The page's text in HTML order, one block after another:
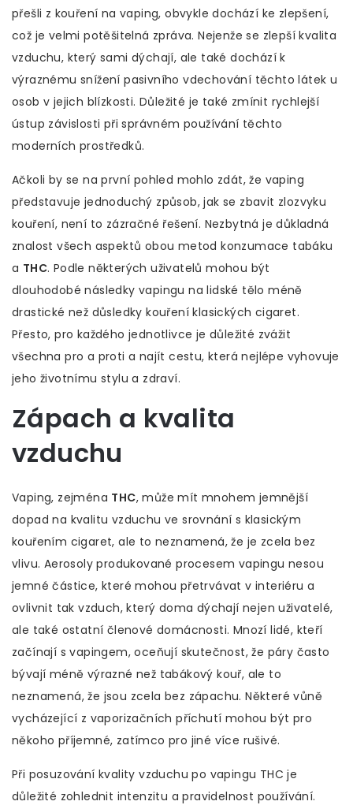
přešli z kouření na vaping, obvykle dochází ke zlepšení,
což je velmi potěšitelná zpráva. Nejenže se zlepší kvalita
vzduchu, který sami dýchají, ale také dochází k
výraznému snížení pasivního vdechování těchto látek u
osob v jejich blízkosti. Důležité je také zmínit rychlejší
ústup závislosti při správném používání těchto
moderních prostředků.
Ačkoli by se na první pohled mohlo zdát, že vaping
představuje jednoduchý způsob, jak se zbavit zlozvyku
kouření, není to zázračné řešení. Nezbytná je důkladná
znalost všech aspektů obou metod konzumace tabáku
a THC. Podle některých uživatelů mohou být
dlouhodobé následky vapingu na lidské tělo méně
drastické než důsledky kouření klasických cigaret.
Přesto, pro každého jednotlivce je důležité zvážit
všechna pro a proti a najít cestu, která nejlépe vyhovuje
jeho životnímu stylu a zdraví.
Zápach a kvalita
vzduchu
Vaping, zejména THC, může mít mnohem jemnější
dopad na kvalitu vzduchu ve srovnání s klasickým
kouřením cigaret, ale to neznamená, že je zcela bez
vlivu. Aerosoly produkované procesem vapingu nesou
jemné částice, které mohou přetrvávat v interiéru a
ovlivnit tak vzduch, který doma dýchají nejen uživatelé,
ale také ostatní členové domácnosti. Mnozí lidé, kteří
začínají s vapingem, oceňují skutečnost, že páry často
bývají méně výrazné než tabákový kouř, ale to
neznamená, že jsou zcela bez zápachu. Některé vůně
vycházející z vaporizačních příchutí mohou být pro
někoho příjemné, zatímco pro jiné více rušivé.
Při posuzování kvality vzduchu po vapingu THC je
důležité zohlednit intenzitu a pravidelnost používání.